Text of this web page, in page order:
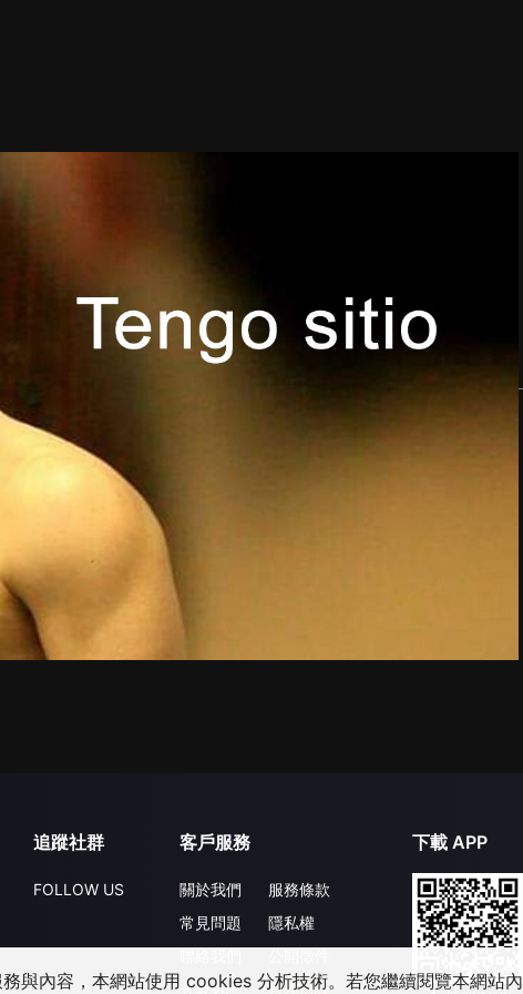
追蹤社群
FOLLOW US
客戶服務
關於我們
常見問題
升級VIP
服務條款
隱私權
合作洽談
下載 APP
與內容，本網站使用 cookies 分析技術。若您繼續閱覽本網站內